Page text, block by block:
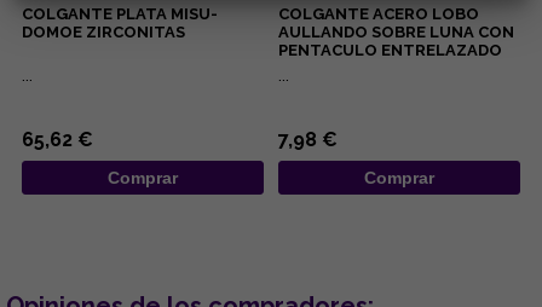
COLGANTE PLATA MISU-
DOMOE ZIRCONITAS
65,62 €
Comprar
COLGANTE ACERO LOBO
AULLANDO SOBRE LUNA CON
PENTACULO ENTRELAZADO
7,98 €
Comprar